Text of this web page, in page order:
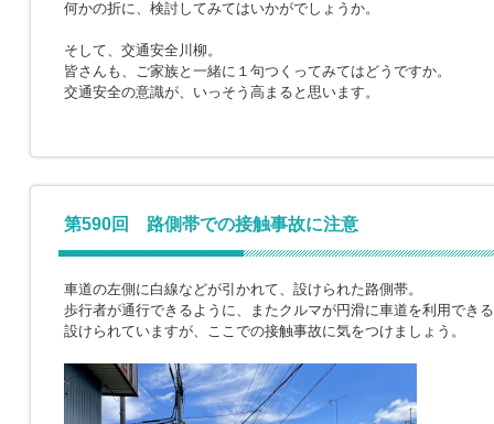
何かの折に、検討してみてはいかがでしょうか。
そして、交通安全川柳。
皆さんも、ご家族と一緒に１句つくってみてはどうですか。
交通安全の意識が、いっそう高まると思います。
第590回 路側帯での接触事故に注意
車道の左側に白線などが引かれて、設けられた路側帯。
歩行者が通行できるように、またクルマが円滑に車道を利用でき
設けられていますが、ここでの接触事故に気をつけましょう。